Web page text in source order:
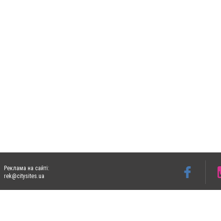
Реклама на сайті:
rek@citysites.ua